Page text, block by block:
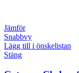
Jämför
Snabbvy
Lägg till i önskelistan
Stäng